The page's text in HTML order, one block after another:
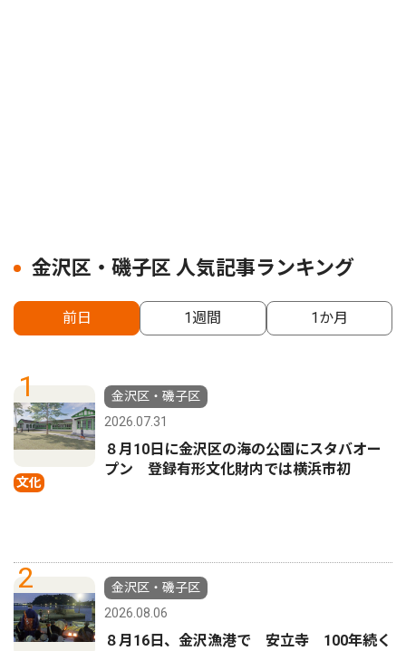
金沢区・磯子区 人気記事ランキング
前日 1週間 1か月
1
文化
金沢区・磯子区
2026.07.31
８月10日に金沢区の海の公園にスタバオー
プン 登録有形文化財内では横浜市初
2
金沢区・磯子区
2026.08.06
８月16日、金沢漁港で 安立寺 100年続く